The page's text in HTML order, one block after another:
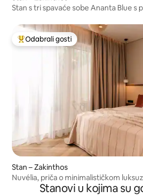
Stan s tri spavaće sobe Ananta Blue s
Među najviše rangiranima s oznakom
Odabrali gosti
Stan – Zakinthos
Nuvélia, priča o minimalističkom
Stanovi u kojima su